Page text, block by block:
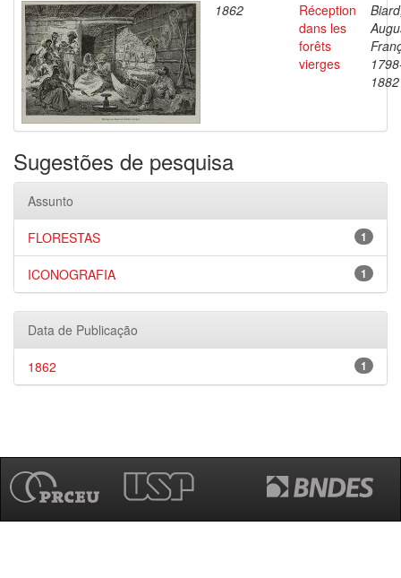
1862
Réception
dans les
forêts
vierges
1882
Sugestões de pesquisa
Assunto
1
FLORESTAS
1
ICONOGRAFIA
Data de Publicação
1
1862